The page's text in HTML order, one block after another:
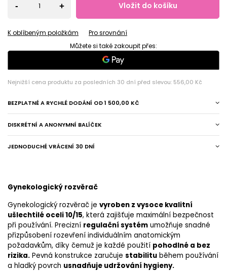
- + Vložit do košíku
K oblíbeným položkám
Pro srovnání
Můžete si také zakoupit přes:
Nejnižší cena produktu za posledních 30 dní před slevou: 556,00 Kč
BEZPLATNÉ A RYCHLÉ DODÁNÍ OD1 500,00 KČ
DISKRÉTNÍ A ANONYMNÍ BALÍČEK
JEDNODUCHÉ VRÁCENÍ 30 DNÍ
Gynekologický rozvěrač
Gynekologický rozvěrač je vyroben z vysoce kvalitní
ušlechtilé oceli 10/15, která zajišťuje maximální bezpečnost
při používání. Precizní regulační systém umožňuje snadné
přizpůsobení rozevření individuálním anatomickým
požadavkům, díky čemuž je každé použití pohodlné a bez
rizika. Pevná konstrukce zaručuje stabilitu během používání
a hladký povrch usnadňuje udržování hygieny.